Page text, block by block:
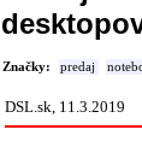
Značky: predaj
DSL.sk, 11.3.2019